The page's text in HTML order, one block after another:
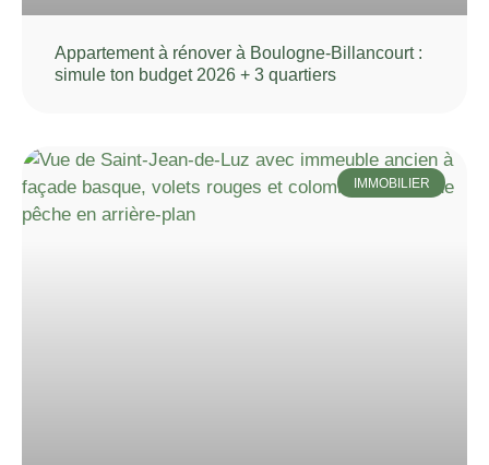
Appartement à rénover à Boulogne-Billancourt :
simule ton budget 2026 + 3 quartiers
IMMOBILIER